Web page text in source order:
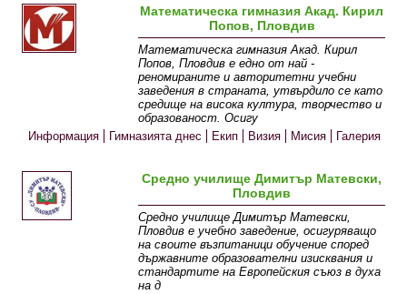
Математическа гимназия Акад. Кирил
Попов, Пловдив
Математическа гимназия Акад. Кирил
Попов, Пловдив е едно от най -
реномираните и авторитетни учебни
заведения в страната, утвърдило се като
средище на висока култура, творчество и
образованост. Осигу
Информация
Гимназията днес Екип Визия Мисия Галерия
Средно училище Димитър Матевски,
Пловдив
Средно училище Димитър Матевски,
Пловдив е учебно заведение, осигуряващо
на своите възпитаници обучение според
държавните образователни изисквания и
стандартите на Европейския съюз в духа
на д